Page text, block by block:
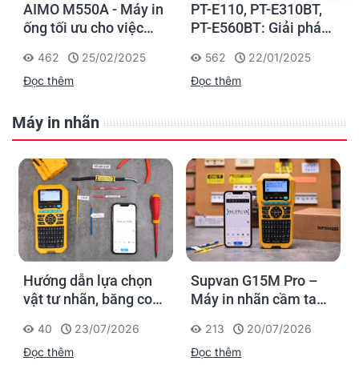
AIMO M550A - Máy in
ống tối ưu cho việc
nhận diện cáp điện,
cáp mạng
462
25/02/2025
Đọc thêm
PT-E110, PT-E310BT,
PT-E560BT: Giải pháp
nghiệp của Brother
562
22/01/2025
Đọc thêm
Máy in nhãn
Hướng dẫn lựa chọn
vật tư nhãn, băng co
Supvan G15M Pro
40
23/07/2026
Đọc thêm
Supvan G15M Pro –
Máy in nhãn cầm tay
dấu một lần, tra cứu
trọn đời công trình
213
20/07/2026
Đọc thêm